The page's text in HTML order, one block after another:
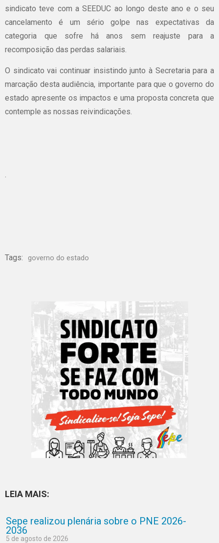
sindicato teve com a SEEDUC ao longo deste ano e o seu
cancelamento é um sério golpe nas expectativas da
categoria que sofre há anos sem reajuste para a
recomposição das perdas salariais.
O sindicato vai continuar insistindo junto à Secretaria para a
marcação desta audiência, importante para que o governo do
estado apresente os impactos e uma proposta concreta que
contemple as nossas reivindicações.
.
Tags: governo do estado
LEIA MAIS:
Sepe realizou plenária sobre o PNE 2026-
2036
5 de agosto de 2026